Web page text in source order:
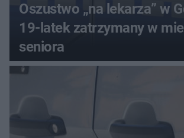
Oszustwo „na lekarza” w
19-latek zatrzymany w
seniora